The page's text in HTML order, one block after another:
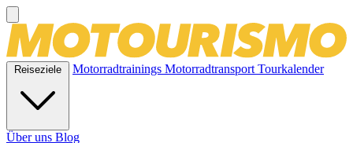
Reiseziele Motorradtrainings MotorradtransportTourkalender
Über uns Blog